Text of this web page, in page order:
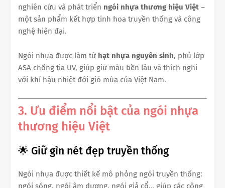
nghiên cứu và phát triển ngói nhựa thương hiệu Việt –
một sản phẩm kết hợp tinh hoa truyền thống và công
nghệ hiện đại.
Ngói nhựa được làm từ hạt nhựa nguyên sinh, phủ lớp
ASA chống tia UV, giúp giữ màu bền lâu và thích nghi
với khí hậu nhiệt đới gió mùa của Việt Nam.
3. Ưu điểm nổi bật của ngói nhựa
thương hiệu Việt
🌟 Giữ gìn nét đẹp truyền thống
Ngói nhựa được thiết kế mô phỏng ngói truyền thống:
ngói sóng, ngói âm dương, ngói giả cổ… giúp các công